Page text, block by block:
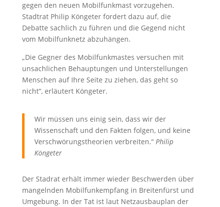
gegen den neuen Mobilfunkmast vorzugehen.
Stadtrat Philip Köngeter fordert dazu auf, die
Debatte sachlich zu führen und die Gegend nicht
vom Mobilfunknetz abzuhängen.
„Die Gegner des Mobilfunkmastes versuchen mit
unsachlichen Behauptungen und Unterstellungen
Menschen auf Ihre Seite zu ziehen, das geht so
nicht“, erläutert Köngeter.
Wir müssen uns einig sein, dass wir der
Wissenschaft und den Fakten folgen, und keine
Verschwörungstheorien verbreiten.“ Philip
Köngeter
Der Stadrat erhält immer wieder Beschwerden über
mangelnden Mobilfunkempfang in Breitenfürst und
Umgebung. In der Tat ist laut Netzausbauplan der